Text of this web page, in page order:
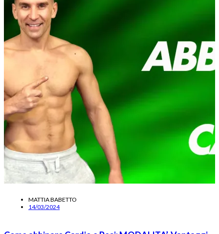
MATTIA BABETTO
14/03/2024